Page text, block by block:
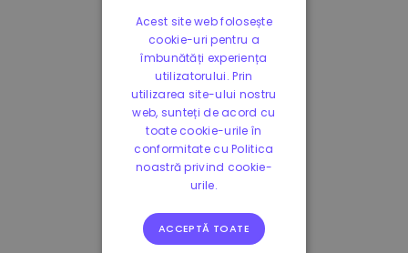
Acest site web folosește
cookie-uri pentru a
îmbunătăți experiența
utilizatorului. Prin
utilizarea site-ului nostru
web, sunteți de acord cu
toate cookie-urile în
conformitate cu Politica
noastră privind cookie-
urile.
ACCEPTĂ TOATE